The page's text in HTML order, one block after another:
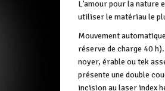
L’amour pour la
utiliser le matériau le
Mouvement
réserve de charge 40
noyer, érable ou tek
présente une double
incision au laser index